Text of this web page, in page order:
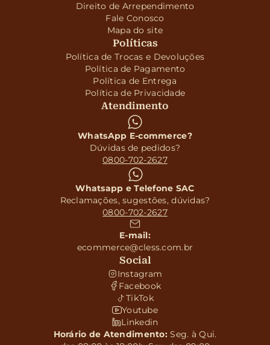
Direito de Arrependimento
Fale Conosco
Mapa do site
Políticas
Política de Trocas e Devoluções
Política de Pagamento
Política de Entrega
Política de Privacidade
Atendimento
WhatsApp E-commerce?
Dúvidas de pedidos?
0800-702-2627
Whatsapp e Telefone SAC
Reclamações, sugestões, dúvidas?
0800-702-2627
E-mail:
ecommerce@cless.com.br
Social
Instagram
Facebook
TikTok
Youtube
Linkedin
Horário de Atendimento:Seg. à Qui.